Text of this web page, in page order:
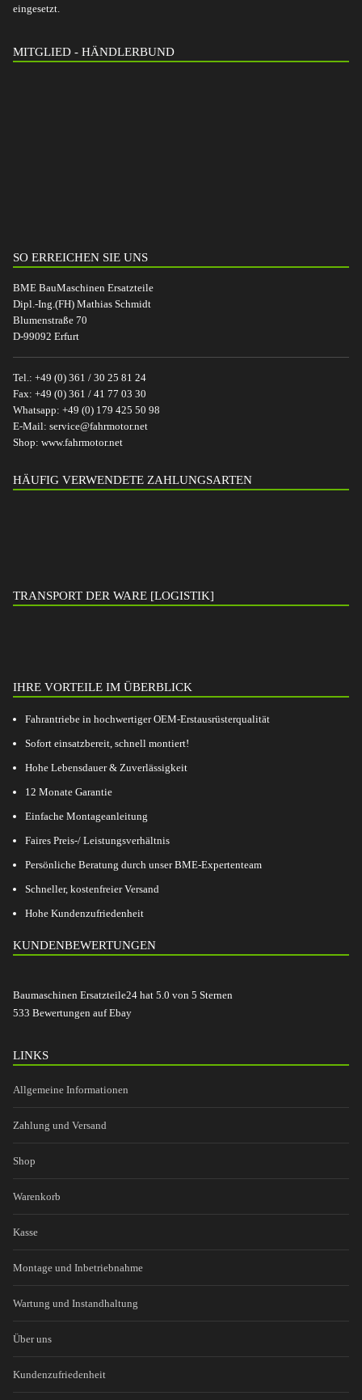
eingesetzt.
MITGLIED - HÄNDLERBUND
SO ERREICHEN SIE UNS
BME BauMaschinen Ersatzteile
Dipl.-Ing.(FH) Mathias Schmidt
Blumenstraße 70
D-99092 Erfurt
Tel.: +49 (0) 361 / 30 25 81 24
Fax: +49 (0) 361 / 41 77 03 30
Whatsapp: +49 (0) 179 425 50 98
E-Mail: service@fahrmotor.net
Shop: www.fahrmotor.net
HÄUFIG VERWENDETE ZAHLUNGSARTEN
TRANSPORT DER WARE [LOGISTIK]
IHRE VORTEILE IM ÜBERBLICK
Fahrantriebe in hochwertiger OEM-Erstausrüsterqualität
Sofort einsatzbereit, schnell montiert!
Hohe Lebensdauer & Zuverlässigkeit
12 Monate Garantie
Einfache Montageanleitung
Faires Preis-/ Leistungsverhältnis
Persönliche Beratung durch unser BME-Expertenteam
Schneller, kostenfreier Versand
Hohe Kundenzufriedenheit
KUNDENBEWERTUNGEN
Baumaschinen Ersatzteile24 hat 5.0 von 5 Sternen
533 Bewertungen auf Ebay
LINKS
Allgemeine Informationen
Zahlung und Versand
Shop
Warenkorb
Kasse
Montage und Inbetriebnahme
Wartung und Instandhaltung
Über uns
Kundenzufriedenheit